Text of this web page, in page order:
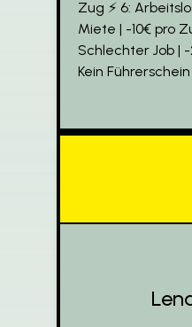
Zug ⚡️ 6:
Miete | -10€ pro
Schlechter Job |
Kein